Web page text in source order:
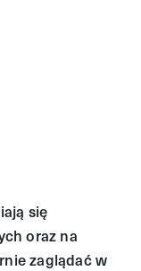
się
oraz na
zaglądać w